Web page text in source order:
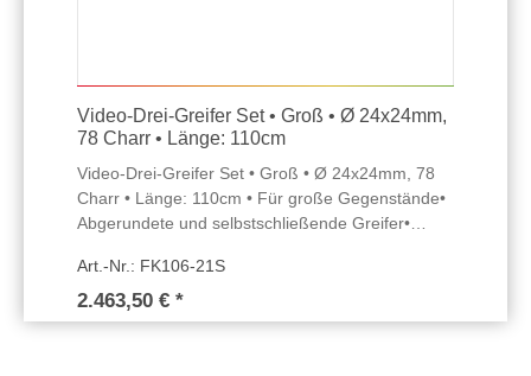
Video-Drei-Greifer Set • Groß • Ø 24x24mm,
78 Charr • Länge: 110cm
Video-Drei-Greifer Set • Groß • Ø 24x24mm, 78
Charr • Länge: 110cm • Für große Gegenstände•
Abgerundete und selbstschließende Greifer•
3m Video-/Netzkabel & Netzteil (110-
230VAC;50/60Hz) - Videokabel mit Cinch
Anschluss• Nicht einlegbarSet besteht aus: -
Art.-Nr.: FK106-21S
2.463,50 € *